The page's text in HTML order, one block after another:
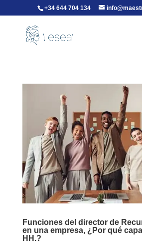
+34 644 704 134
Funciones del director de
en una empresa, ¿Por qué
HH.?